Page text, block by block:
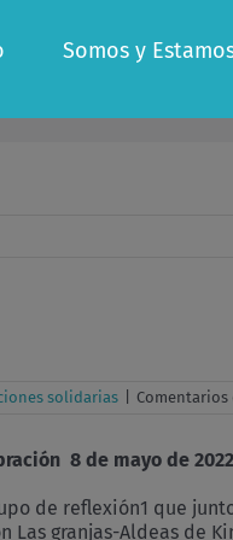
Somos y
solidarias Comentarios
de mayo de 2022
de reflexión1 que
granjas-Aldeas de